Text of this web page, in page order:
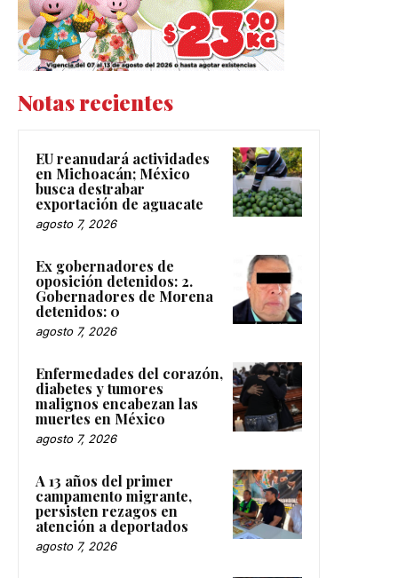
Notas recientes
EU reanudará actividades
en Michoacán; México
busca destrabar
exportación de aguacate
agosto 7, 2026
Ex gobernadores de
oposición detenidos: 2.
Gobernadores de Morena
detenidos: 0
agosto 7, 2026
Enfermedades del corazón,
diabetes y tumores
malignos encabezan las
muertes en México
agosto 7, 2026
A 13 años del primer
campamento migrante,
persisten rezagos en
atención a deportados
agosto 7, 2026